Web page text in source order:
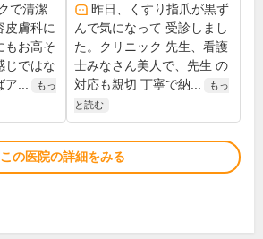
で清潔
皮膚科に
もお高そ
じではな
...
もっ
昨日、くすり指爪が黒ず
んで気になって 受診しまし
た。クリニック 先生、看護
士みなさん美人で、先生 の
対応も親切 丁寧で納...
もっ
と読む
この医院の詳細をみる